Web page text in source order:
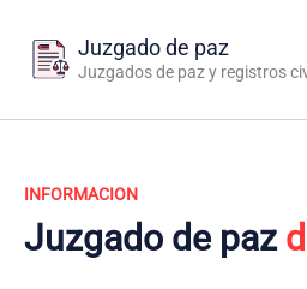
contenido
Juzgado de paz
Juzgados de paz y registros
INFORMACION
Juzgado de paz